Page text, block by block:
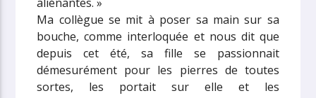
Ma collègue se mit à poser sa main sur sa
bouche, comme interloquée et nous dit que
depuis cet été, sa fille se passionnait
démesurément pour les pierres de toutes
sortes, les portait sur elle et les